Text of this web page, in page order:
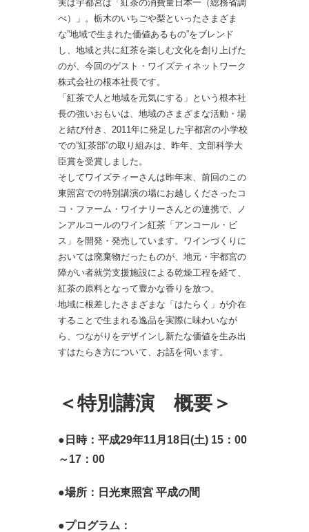
実は宇都宮は「紅茶の消費量日本一（総務省調
べ）」。栃木のいちごや梨といったさまざま
な”地域で生まれた価値あるもの”をブレンド
し、地域と共に紅茶を楽しむ文化を創り上げた
のが、今回のゲスト・ワイズティネットワーク
株式会社の根本社長です。
「紅茶で人と地域を元気にする」という根本社
長の強いおもいは、地域のさまざまな活動・場
と結び付き、2011年に発足した宇都宮の小学校
での”紅茶部”の取り組みは、昨年、文部科学大
臣賞を受賞しました。
そしてワイズティーさんは昨年末、前回のこの
東照宮での特別講演の場にお越しくださったコ
コ・ファーム・ワイナリーさんとの連携で、ノ
ンアルコールのワイン紅茶「アンコール・ビ
ス」を開発・発売しています。ワインづくりに
おいては廃棄物だったものが、地元・宇都宮の
障がい者就労支援施設による乾燥工程を経て、
紅茶の原料となって豊かな香りを放つ。
地域に根差したさまざまな「はたらく」が介在
することで生まれる逸品を実際に味わいなが
ら、つながりをデザインし新たな価値を生み出
すはたらき方について、お話を伺います。
＜特別講演 概要＞
●日時：平成29年11月18日(土) 15：00
～17：00
●場所：日光東照宮 平成の間
●プログラム：